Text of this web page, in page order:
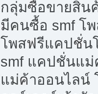
กลุ่มซื้อขายสิน
มีคนซื้อ smf โ
โพสฟรีแคปชั่น
smf แคปชั่นแ
แม่ค้าออนไลน์